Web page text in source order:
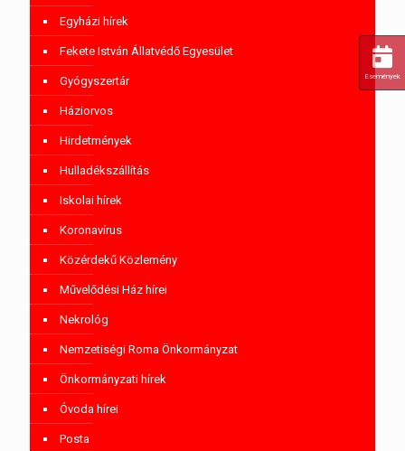
Egyházi hírek
Fekete István Állatvédő Egyesület
Gyógyszertár
Háziorvos
Hirdetmények
Hulladékszállítás
Iskolai hírek
Koronavírus
Közérdekű Közlemény
Művelődési Ház hírei
Nekrológ
Nemzetiségi Roma Önkormányzat
Önkormányzati hírek
Óvoda hírei
Posta
Események